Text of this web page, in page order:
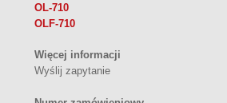
OL-710
OLF-710
Więcej informacji
Wyślij zapytanie